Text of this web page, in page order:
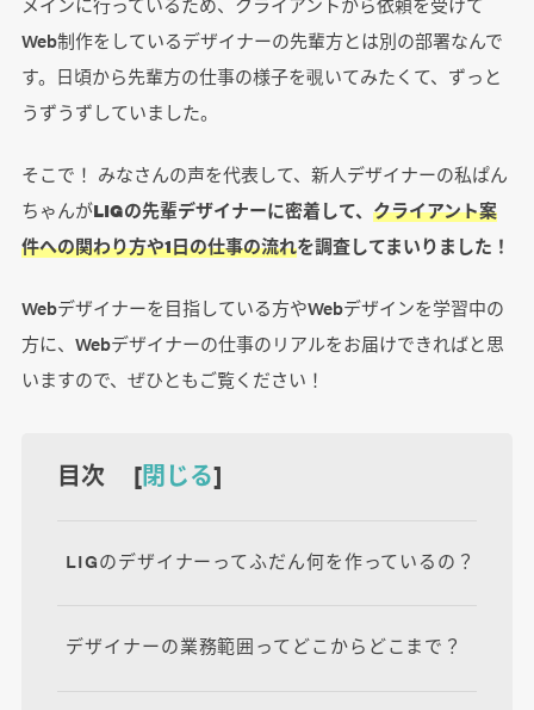
Web制作をしているデザイナーの先輩方とは別の部署なんで
す。日頃から先輩方の仕事の様子を覗いてみたくて、ずっと
うずうずしていました。
そこで！ みなさんの声を代表して、新人デザイナーの私ぱん
ちゃんがLIGの先輩デザイナーに密着して、 クライアント案
件への関わり方や1日の仕事の流れを調査してまいりました！
Webデザイナーを目指している方やWebデザインを学習中の
方に、Webデザイナーの仕事のリアルをお届けできればと思
いますので、ぜひともご覧ください！
目次 [閉じる]
LIGのデザイナーってふだん何を作っているの？
デザイナーの業務範囲ってどこからどこまで？